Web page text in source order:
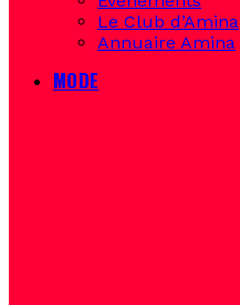
Le Club d’Amina
Annuaire Amina
MODE